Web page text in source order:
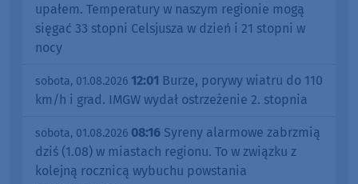
upałem. Temperatury w naszym regionie mogą
sięgać 33 stopni Celsjusza w dzień i 21 stopni w
nocy
sobota, 01.08.2026 12:01 Burze, porywy wiatru do 110
km/h i grad. IMGW wydał ostrzeżenie 2. stopnia
sobota, 01.08.2026 08:16 Syreny alarmowe zabrzmią
dziś (1.08) w miastach regionu. To w związku z
kolejną rocznicą wybuchu powstania